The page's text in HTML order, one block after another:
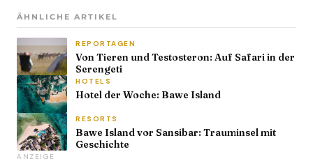
ÄHNLICHE ARTIKEL
REPORTAGEN
Von Tieren und Testosteron: Auf Safari in der
Serengeti
HOTELS
Hotel der Woche: Bawe Island
RESORTS
Bawe Island vor Sansibar: Trauminsel mit
Geschichte
ANZEIGE